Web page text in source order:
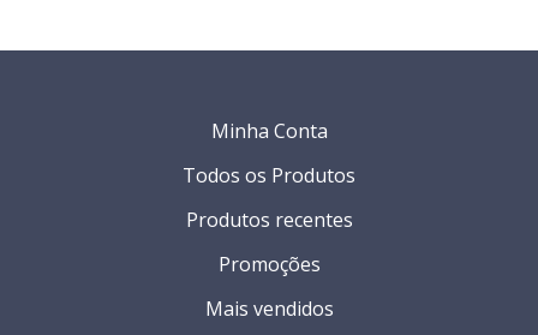
Minha Conta
Todos os Produtos
Produtos recentes
Promoções
Mais vendidos